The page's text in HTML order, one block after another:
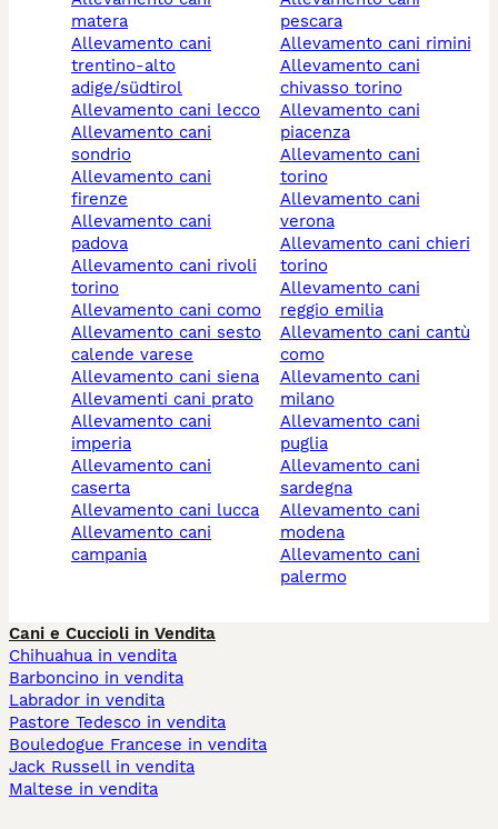
matera
allevamento cani
trentino-alto
adige/südtirol
allevamento cani lecco
allevamento cani
sondrio
allevamento cani
firenze
allevamento cani
padova
allevamento cani rivoli
torino
allevamento cani como
allevamento cani sesto
calende varese
allevamento cani siena
allevamenti cani prato
allevamento cani
imperia
allevamento cani
caserta
allevamento cani lucca
allevamento cani
campania
pescara
allevamento cani rimini
allevamento cani
chivasso torino
allevamento cani
piacenza
allevamento cani
torino
allevamento cani
verona
allevamento cani chieri
torino
allevamento cani
reggio emilia
allevamento cani cantù
como
allevamento cani
milano
allevamento cani
puglia
allevamento cani
sardegna
allevamento cani
modena
allevamento cani
palermo
Cani e Cuccioli in Vendita
Chihuahua in vendita
Barboncino in vendita
Labrador in vendita
Pastore Tedesco in vendita
Bouledogue Francese in vendita
Jack Russell in vendita
Maltese in vendita